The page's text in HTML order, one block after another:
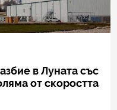
в Луната със
от скоростта